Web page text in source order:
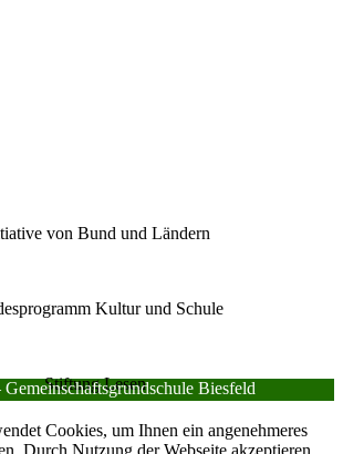
von Bund und Ländern
Kultur und Schule
Stiftung Lesen
Biesfeld
Cookies, um Ihnen ein angenehmeres
Durch Nutzung der Webseite akzeptieren